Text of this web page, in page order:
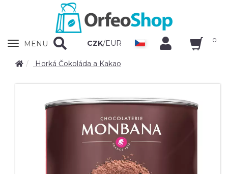
Zobrazit
MENU CZK/EUR 0
Horká Čokoláda a Kakao